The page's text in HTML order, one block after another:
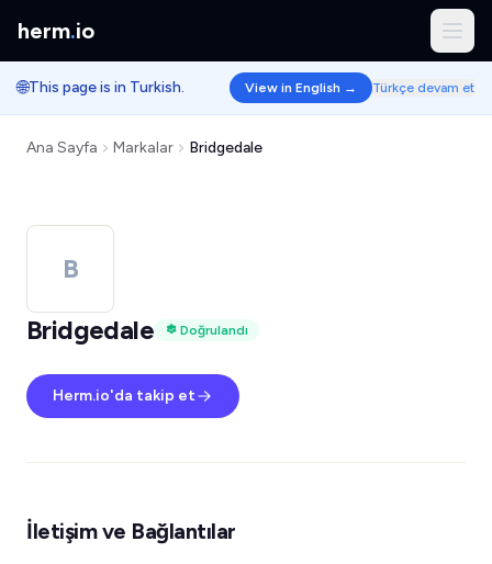
herm.io
🌐This page is in Turkish. View in English → Türkçe devam et
Ana Sayfa Markalar Bridgedale
B
Bridgedale
Doğrulandı
Herm.io'da takip et
İletişim ve Bağlantılar